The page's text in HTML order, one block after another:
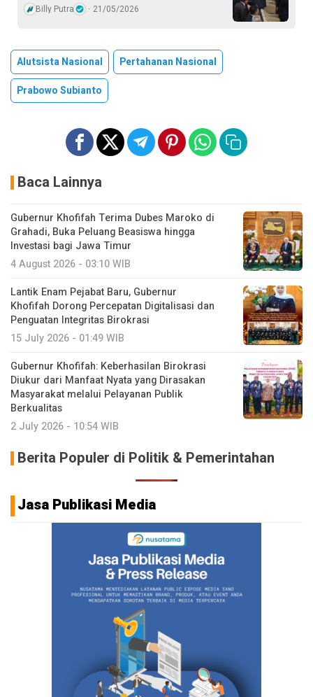
Billy Putra 21/05/2026
Alutsista Nasional
Pertahanan Nasional
Prabowo Subianto
Baca Lainnya
Gubernur Khofifah Terima Dubes Maroko di
Grahadi, Buka Peluang Beasiswa hingga
Investasi bagi Jawa Timur
4 August 2026 - 03:10 WIB
Lantik Enam Pejabat Baru, Gubernur
Khofifah Dorong Percepatan Digitalisasi dan
Penguatan Integritas Birokrasi
15 July 2026 - 01:49 WIB
Gubernur Khofifah: Keberhasilan Birokrasi
Diukur dari Manfaat Nyata yang Dirasakan
Masyarakat melalui Pelayanan Publik
Berkualitas
2 July 2026 - 10:54 WIB
Berita Populer di Politik & Pemerintahan
Jasa Publikasi Media